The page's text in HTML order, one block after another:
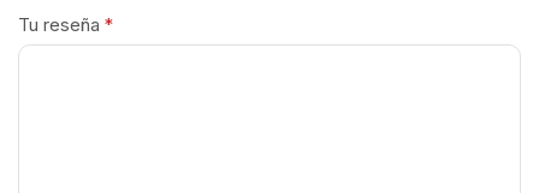
Tu reseña *